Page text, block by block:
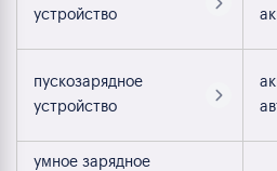
устройство
пускозарядное
устройство
умное зарядное